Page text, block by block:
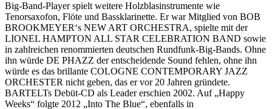
Big-Band-Player spielt weitere Holzblasinstrumente wie
Tenorsaxofon, Flöte und Bassklarinette. Er war Mitglied von BOB
BROOKMEYER‘s NEW ART ORCHESTRA, spielte mit der
LIONEL HAMPTON ALL STAR CELEBRATION BAND sowie
in zahlreichen renommierten deutschen Rundfunk-Big-Bands. Ohne
ihn würde DE PHAZZ der entscheidende Sound fehlen, ohne ihn
würde es das brillante COLOGNE CONTEMPORARY JAZZ
ORCHESTER nicht geben, das er vor 20 Jahren gründete.
BARTELTs Debüt-CD als Leader erschien 2002. Auf „Happy
Weeks“ folgte 2012 „Into The Blue“, ebenfalls in